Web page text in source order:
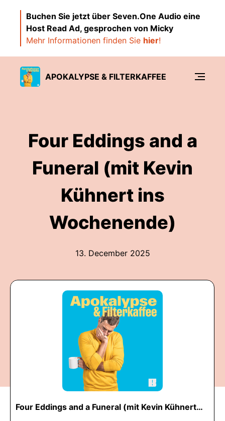
Buchen Sie jetzt über Seven.One Audio eine
Host Read Ad, gesprochen von Micky
Mehr Informationen finden Sie hier!
APOKALYPSE & FILTERKAFFEE
Four Eddings and a
Funeral (mit Kevin
Kühnert ins
Wochenende)
13. December 2025